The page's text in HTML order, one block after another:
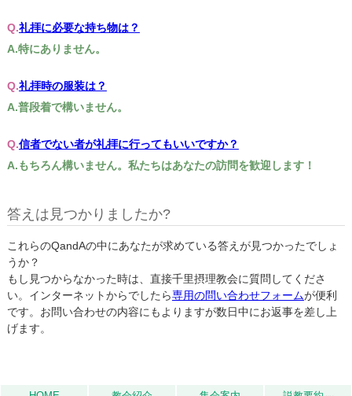
礼拝に必要な持ち物は？
特にありません。
礼拝時の服装は？
普段着で構いません。
信者でない者が礼拝に行ってもいいですか？
もちろん構いません。私たちはあなたの訪問を歓迎します！
答えは見つかりましたか?
これらのQandAの中にあなたが求めている答えが見つかったでしょ
うか？
もし見つからなかった時は、直接千里摂理教会に質問してくださ
い。インターネットからでしたら専用の問い合わせフォームが便利
です。お問い合わせの内容にもよりますが数日中にお返事を差し上
げます。